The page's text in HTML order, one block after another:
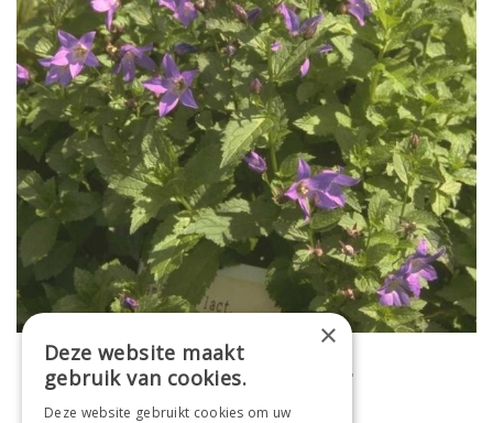
Klokje
Campanula lactiflora 'Superba'
×
Deze website maakt
gebruik van cookies.
Deze website gebruikt cookies om uw